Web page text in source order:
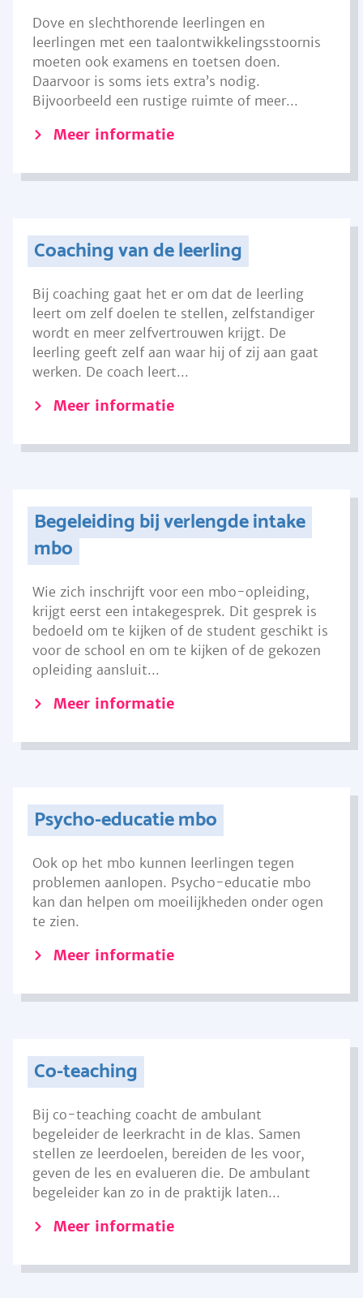
Dove en slechthorende leerlingen en
leerlingen met een taalontwikkelingsstoornis
moeten ook examens en toetsen doen.
Daarvoor is soms iets extra’s nodig.
Bijvoorbeeld een rustige ruimte of meer...
Meer informatie
Coaching van de leerling
Bij coaching gaat het er om dat de leerling
leert om zelf doelen te stellen, zelfstandiger
wordt en meer zelfvertrouwen krijgt. De
leerling geeft zelf aan waar hij of zij aan gaat
werken. De coach leert...
Meer informatie
Begeleiding bij verlengde intake
mbo
Wie zich inschrijft voor een mbo-opleiding,
krijgt eerst een intakegesprek. Dit gesprek is
bedoeld om te kijken of de student geschikt is
voor de school en om te kijken of de gekozen
opleiding aansluit...
Meer informatie
Psycho-educatie mbo
Ook op het mbo kunnen leerlingen tegen
problemen aanlopen. Psycho-educatie mbo
kan dan helpen om moeilijkheden onder ogen
te zien.
Meer informatie
Co-teaching
Bij co-teaching coacht de ambulant
begeleider de leerkracht in de klas. Samen
stellen ze leerdoelen, bereiden de les voor,
geven de les en evalueren die. De ambulant
begeleider kan zo in de praktijk laten...
Meer informatie